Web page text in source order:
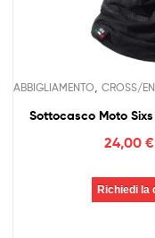
ABBIGLIAMENTO CROSS/
Sottocasco Moto
24,00€
Richiedi la